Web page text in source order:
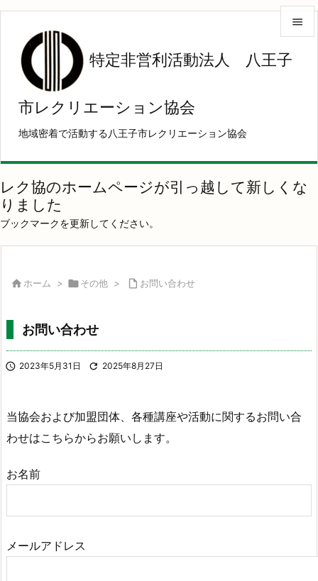
特定非営利活動法人 八王子
市レクリエーション協会
地域密着で活動する八王子市レクリエーション協会




レク協のホームページが引っ越して新しくな
りました
ブックマークを更新してください。
 ホーム > その他 >  お問い合わせ
お問い合わせ
 2023年5月31日  2025年8月27日
当協会および加盟団体、各種講座や活動に関するお問い合
わせはこちらからお願いします。
お名前
メールアドレス